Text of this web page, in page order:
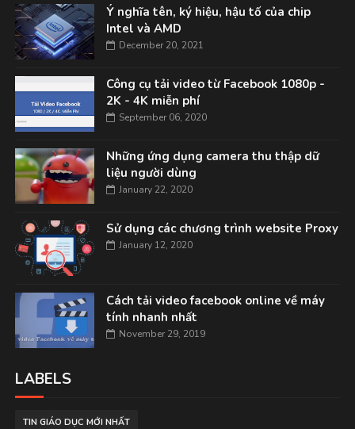
Ý nghĩa tên, ký hiệu, hậu tố của chip
Intel và AMD
December 20, 2021
Công cụ tải video từ Facebook 1080p -
2K - 4K miễn phí
September 06, 2020
Những ứng dụng camera thu thập dữ
liệu người dùng
January 22, 2020
Sử dụng các chương trình website Proxy
January 12, 2020
Cách tải video facebook online về máy
tính nhanh nhất
November 29, 2019
LABELS
TIN GIÁO DỤC MỚI NHẤT